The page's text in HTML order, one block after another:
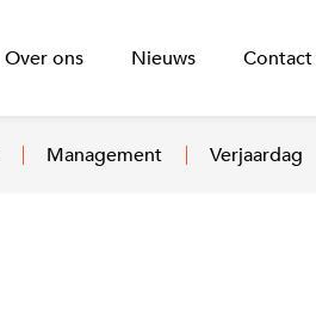
Over ons Nieuws Contact
Management Verjaardag